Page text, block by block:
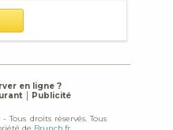
en ligne ?
Publicité
droits réservés. Tous